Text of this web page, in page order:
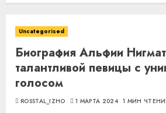
Uncategorised
Биография Альфии
талантливой певицы с
голосом
ROSSTAL_IZHO 1 МАРТА 2024 1 МИН